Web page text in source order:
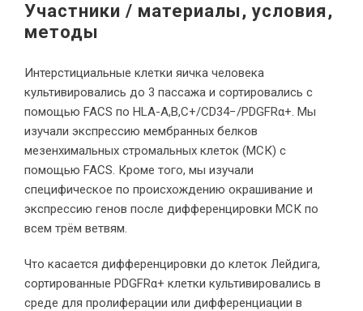
Участники / материалы, условия,
методы
Интерстициальные клетки яичка человека
культивировались до 3 пассажа и сортировались с
помощью FACS по HLA-A,B,C+/CD34−/PDGFRα+. Мы
изучали экспрессию мембранных белков
мезенхимальных стромальных клеток (МСК) с
помощью FACS. Кроме того, мы изучали
специфическое по происхождению окрашивание и
экспрессию генов после дифференцировки МСК по
всем трём ветвям.
Что касается дифференцировки до клеток Лейдига,
сортированные PDGFRα+ клетки культивировались в
среде для пролиферации или дифференциации в